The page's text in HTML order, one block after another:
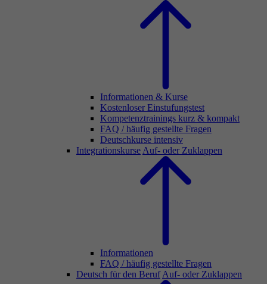
Informationen & Kurse
Kostenloser Einstufungstest
Kompetenztrainings kurz & kompakt
FAQ / häufig gestellte Fragen
Deutschkurse intensiv
Integrationskurse Auf- oder Zuklappen
Informationen
FAQ / häufig gestellte Fragen
Deutsch für den Beruf Auf- oder Zuklappen